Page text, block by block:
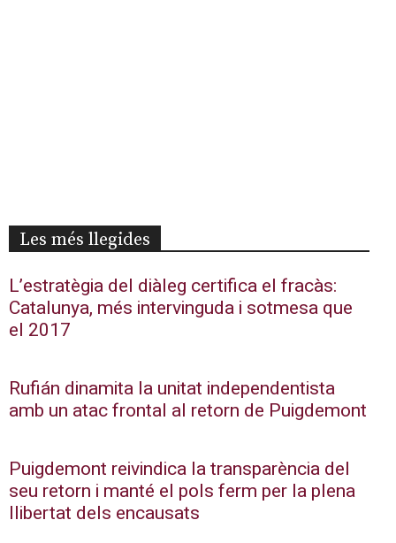
Les més llegides
L’estratègia del diàleg certifica el fracàs:
Catalunya, més intervinguda i sotmesa que
el 2017
Rufián dinamita la unitat independentista
amb un atac frontal al retorn de Puigdemont
Puigdemont reivindica la transparència del
seu retorn i manté el pols ferm per la plena
llibertat dels encausats